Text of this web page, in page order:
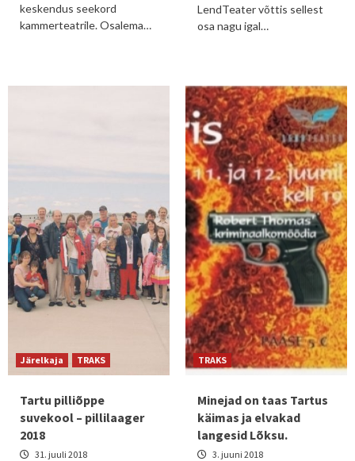
keskendus seekord
kammerteatrile. Osalema…
LendTeater võttis sellest
osa nagu igal…
Järelkaja TRAKS
Tartu pilliõppe
suvekool – pillilaager
2018
31. juuli 2018
TRAKS
Minejad on taas Tartus
käimas ja elvakad
langesid Lõksu.
3. juuni 2018